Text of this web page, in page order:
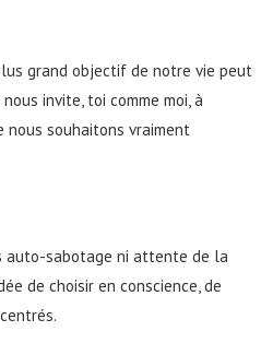
grand objectif de notre vie peut
invite, toi comme moi, à
nous souhaitons vraiment
auto-sabotage ni attente de la
de choisir en conscience, de